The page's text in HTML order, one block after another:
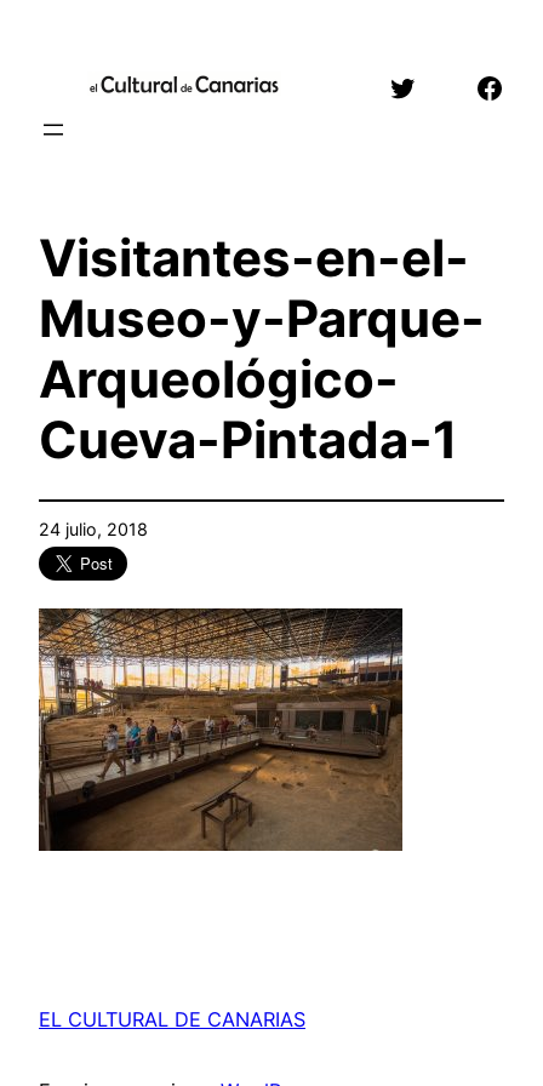
contenido
Twitter
Visitantes-en-el-
Museo-y-Parque-
Arqueológico-
Cueva-Pintada-1
24 julio, 2018
EL CULTURAL DE CANARIAS